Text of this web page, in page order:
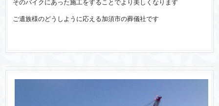
そのバイクにあった施工をすることでより美しくなります
ご遺族様のどうしように応える加須市の葬儀社です